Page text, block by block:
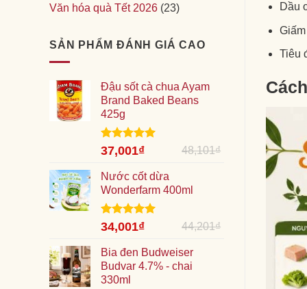
Văn hóa quà Tết 2026 (23)
SẢN PHẨM ĐÁNH GIÁ CAO
Đậu sốt cà chua Ayam
Brand Baked Beans
425g
Được xếp
hạng
5 sao
48,101₫
Giá
là:
48,101₫.
37,001₫Giá
tại
là:
37,001₫.
Nước cốt dừa
Wonderfarm 400ml
Được xếp
hạng
5 sao
44,201₫
Giá
là:
44,201₫.
34,001₫Giá
tại
là:
Bia đen Budweiser
Budvar 4.7% - chai
330ml
Dầu
Tiêu